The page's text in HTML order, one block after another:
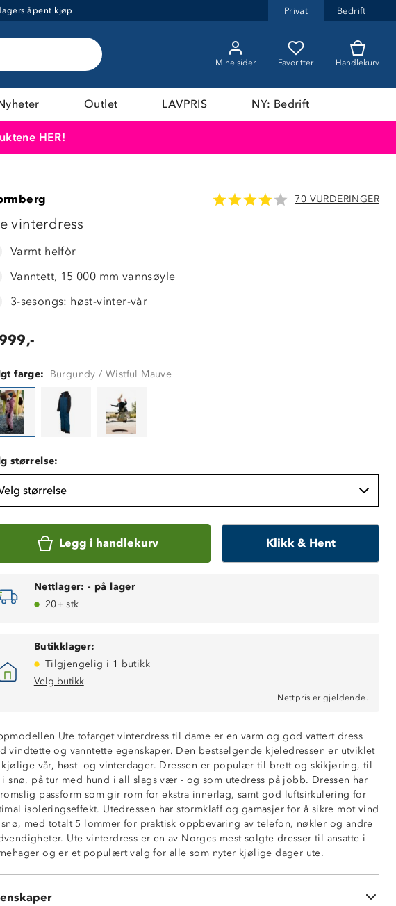
åpent kjøp Privat Bedrift
Mine sider Favoritter Handlekurv
Outlet LAVPRIS NY: Bedrift
HER!
70 VURDERINGER
vinterdress
Varmt helfòr
Vanntett, 15 000 mm vannsøyle
3-sesongs: høst-vinter-vår
farge: Burgundy / Wistful Mauve
størrelse:
størrelse
Legg i handlekurv Klikk & Hent
Nettlager: - på lager
20+ stk
Butikklager:
Tilgjengelig i 1 butikk
Velg butikk
Nettpris er gjeldende.
Ute tofarget vinterdress til dame er en varm og god vattert dress
vindtette og vanntette egenskaper. Den bestselgende kjeledressen er utviklet
vår, høst- og vinterdager. Dressen er populær til brett og skikjøring, til
i snø, på tur med hund i all slags vær - og som utedress på jobb. Dressen har
passform som gir rom for ekstra innerlag, samt god luftsirkulering for
isoleringseffekt. Utedressen har stormklaff og gamasjer for å sikre mot vind
med totalt 5 lommer for praktisk oppbevaring av telefon, nøkler og andre
Ute vinterdress er en av Norges mest solgte dresser til ansatte i
og er et populært valg for alle som nyter kjølige dager ute.
Varmt helfòr
Toppmodell
Vindtett
Fukttransporterende (6 000g/m2/24t)
Noe oversized passform
Stormklaff i front
Totalt 5 lommer
2 glidelåslommer
2 innerlommer
1 brystlomme
Ventilasjonsåpninger under armene
Avtagbar hette med justeringsmuligheter
Hakebeskytter på glidelås
Snøgamasjer i beina